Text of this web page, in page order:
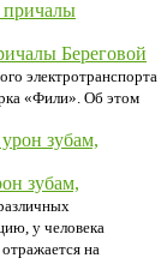
Береговой
электротранспорта
«Фили». Об этом
зубам,
у человека
на